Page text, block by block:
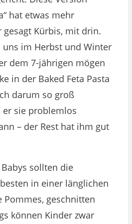
hat etwas mehr
gesagt Kürbis, mit drin.
uns im Herbst und Winter
dem 7-jährigen mögen
in der Baked Feta Pasta
darum so groß
er sie problemlos
– der Rest hat ihm gut
sollten die
in einer länglichen
Pommes, geschnitten
können Kinder zwar